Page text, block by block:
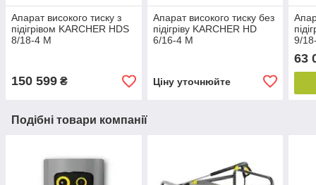
Апарат високого тиску з
підігрівом KARCHER HDS
8/18-4 M
150 599 ₴
Апарат високого тиску без
підігріву KARCHER HD
6/16-4 M
Ціну уточнюйте
9/
63
Подібні товари компанії